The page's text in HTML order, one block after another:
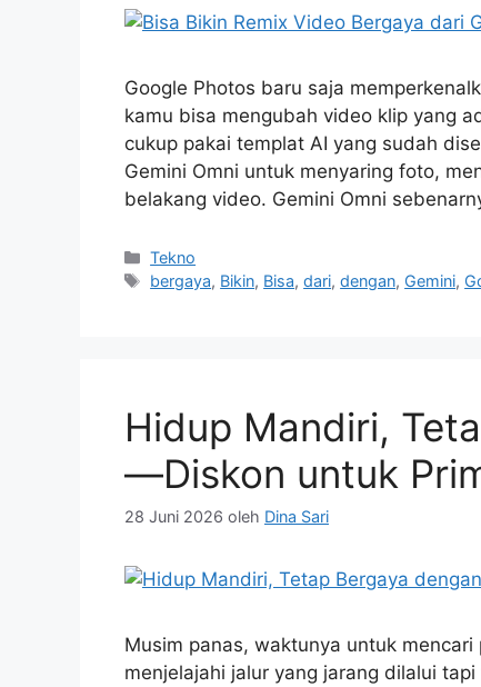
Google Photos baru saja
kamu bisa mengubah video klip yang
cukup pakai templat AI yang sudah
Gemini Omni untuk menyaring foto,
belakang video. Gemini Omni
Kategori
Tekno
Tag
bergaya, Bikin, Bisa,dari,dengan, Gemini,
Hidup Mandiri,
—Diskon untuk
28 Juni 2026 oleh Dina Sari
Musim panas, waktunya untuk
menjelajahi jalur yang jarang dilalui